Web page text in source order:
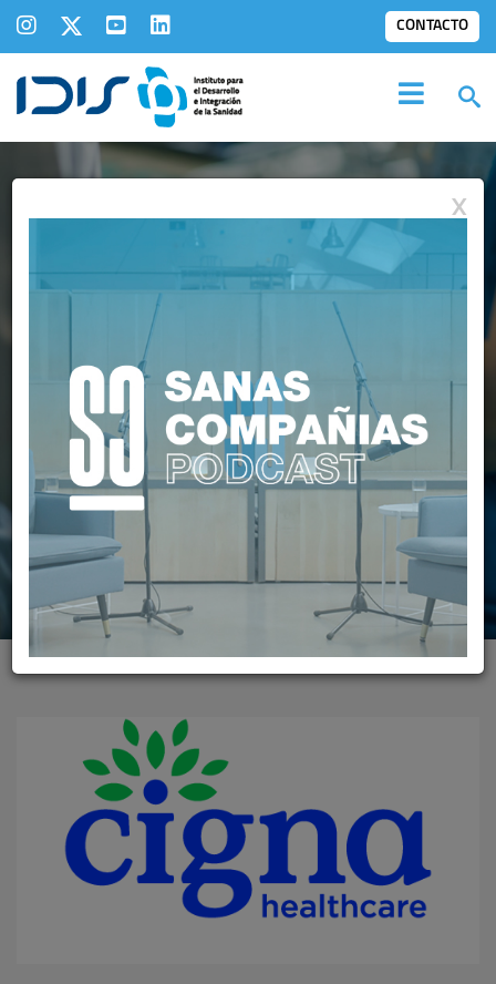
CONTACTO
MIEMBROSIDIS
X